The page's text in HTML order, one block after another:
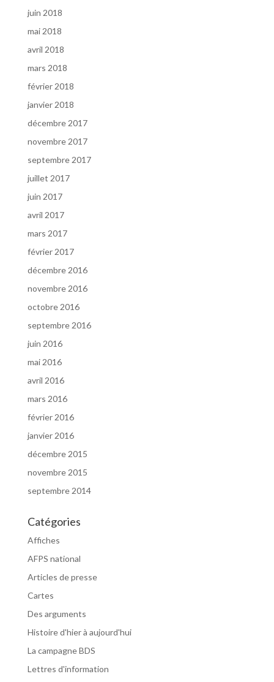
juin 2018
mai 2018
avril 2018
mars 2018
février 2018
janvier 2018
décembre 2017
novembre 2017
septembre 2017
juillet 2017
juin 2017
avril 2017
mars 2017
février 2017
décembre 2016
novembre 2016
octobre 2016
septembre 2016
juin 2016
mai 2016
avril 2016
mars 2016
février 2016
janvier 2016
décembre 2015
novembre 2015
septembre 2014
Catégories
Affiches
AFPS national
Articles de presse
Cartes
Des arguments
Histoire d'hier à aujourd'hui
La campagne BDS
Lettres d'information